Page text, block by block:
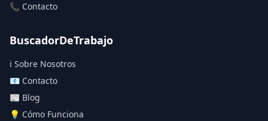
📞 Contacto
BuscadorDeTrabajo
ℹ️ Sobre Nosotros
📧 Contacto
📰 Blog
💡 Cómo Funciona